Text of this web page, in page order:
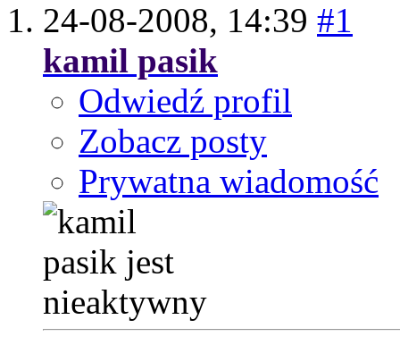
24-08-2008, 14:39 #1
kamil pasik
Odwiedź profil
Zobacz posty
Prywatna wiadomość